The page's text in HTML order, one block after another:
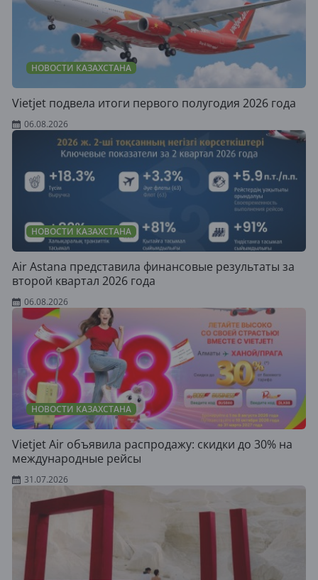
НОВОСТИ КАЗАХСТАНА
Vietjet подвела итоги первого полугодия 2026 года
06.08.2026
НОВОСТИ КАЗАХСТАНА
Air Astana представила финансовые результаты за
второй квартал 2026 года
06.08.2026
НОВОСТИ КАЗАХСТАНА
Vietjet Air объявила распродажу: скидки до 30% на
международные рейсы
31.07.2026